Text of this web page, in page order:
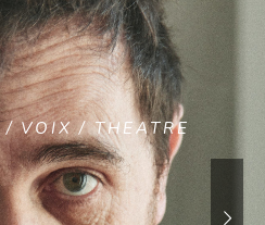
/ VOIX / TH EATRE